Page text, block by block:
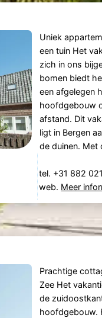
Uniek
een tuin Het
zich in ons
bomen biedt
een afgelegen
hoofdgebouw
afstand. Dit
ligt in Bergen
de duinen. Met
tel. +31 882
web. Meer
Prachtige
Zee Het
de
hoofdgebouw.